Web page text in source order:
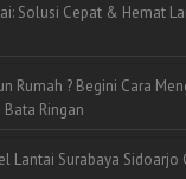
Solusi Cepat & Hemat
Rumah ? Begini Cara
Ringan
Lantai Surabaya Sidoarjo